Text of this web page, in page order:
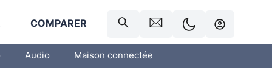
COMPARER
Audio Maison connectée